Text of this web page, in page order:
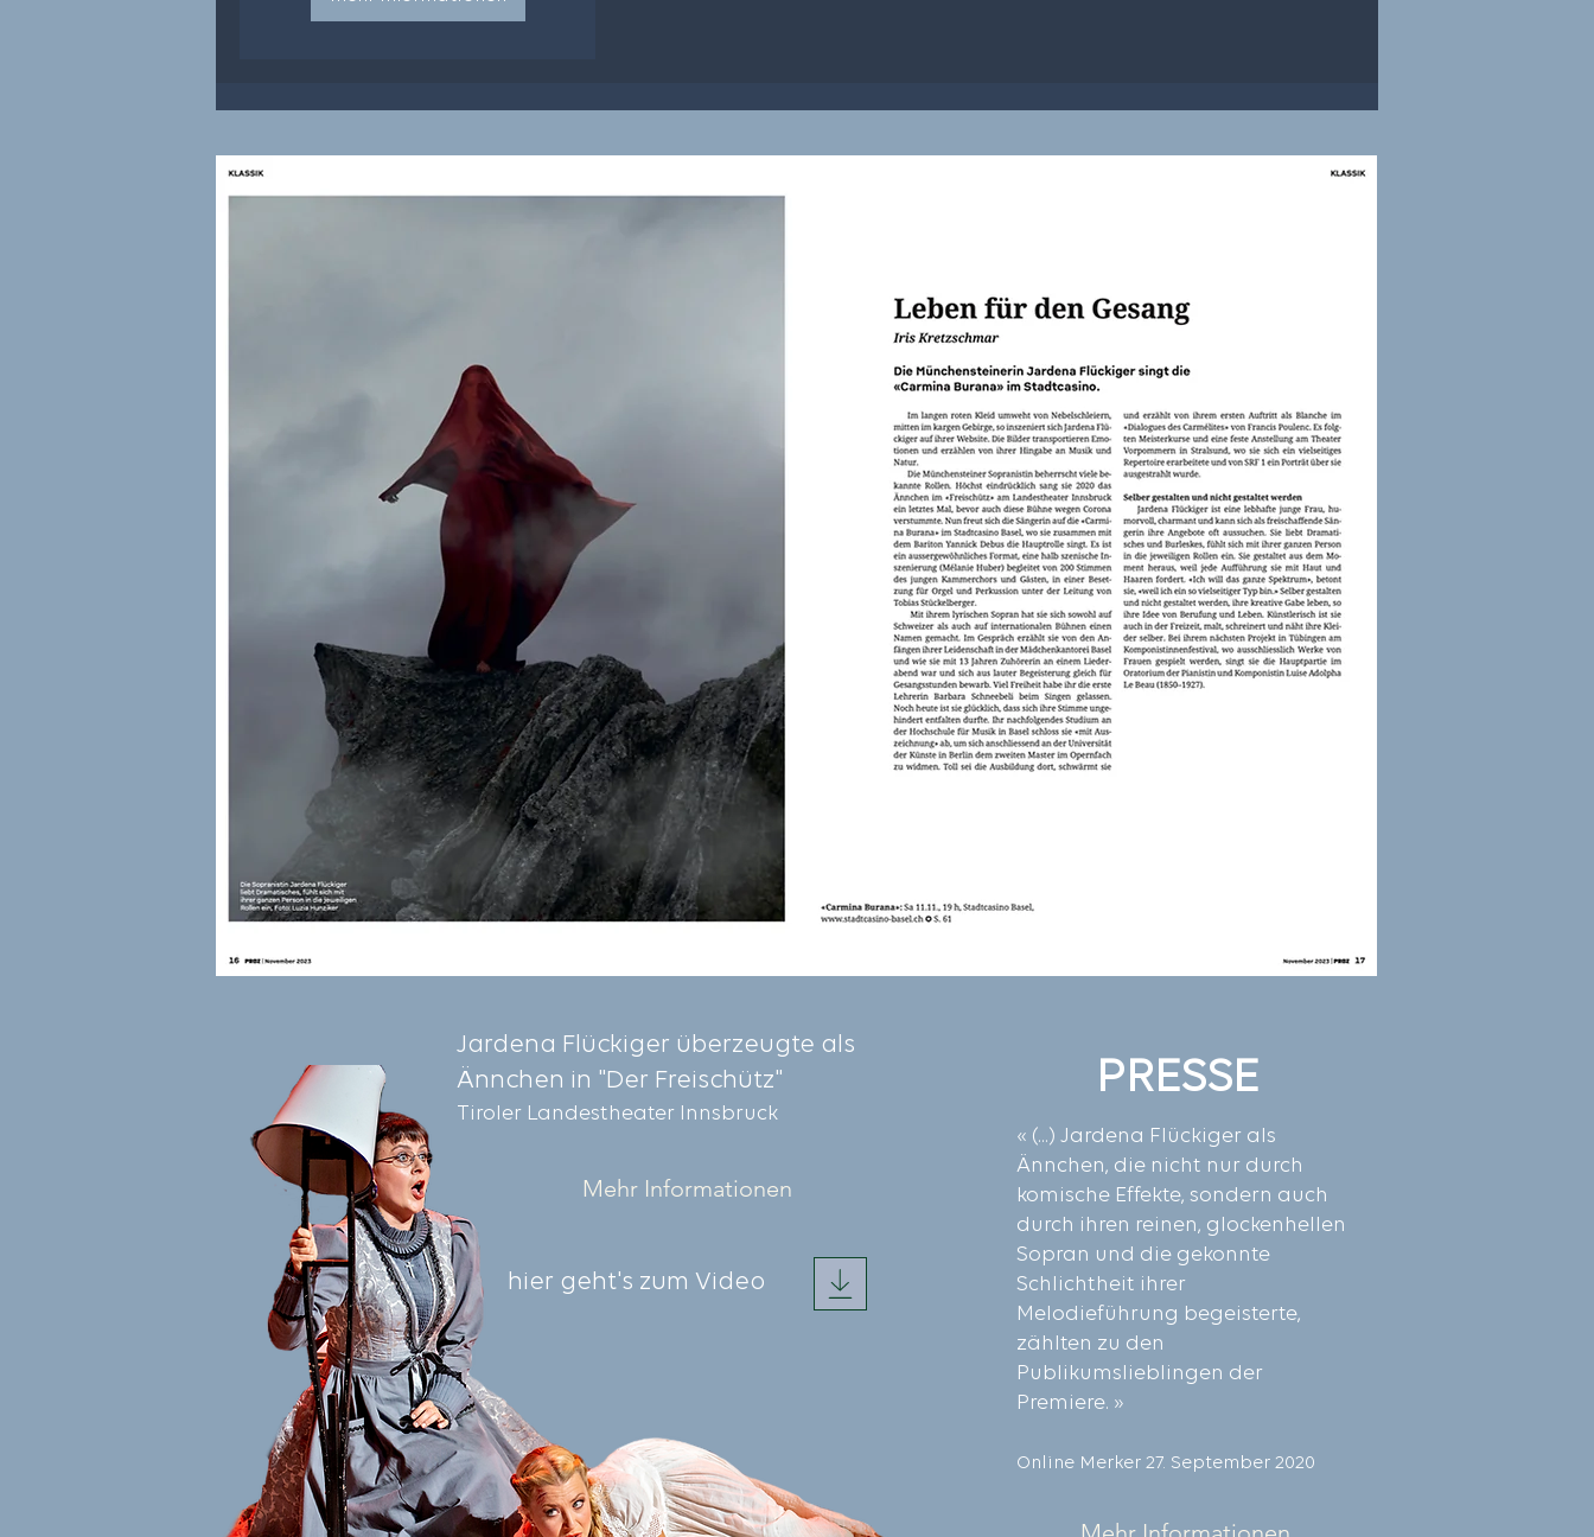
hier geht's zum Video
Jardena Flückiger überzeugte als
Ännchen in "Der Freischütz"
Tiroler Landestheater Innsbruck
Mehr Informationen
PRESSE
« (...) Jardena Flückiger als
Ännchen, die nicht nur durch
komische Effekte, sondern auch
durch ihren reinen, glockenhellen
Sopran und die gekonnte
Schlichtheit ihrer
Melodieführung begeisterte,
zählten zu den
Publikumslieblingen der
Premiere. »
Online Merker 27. September 2020